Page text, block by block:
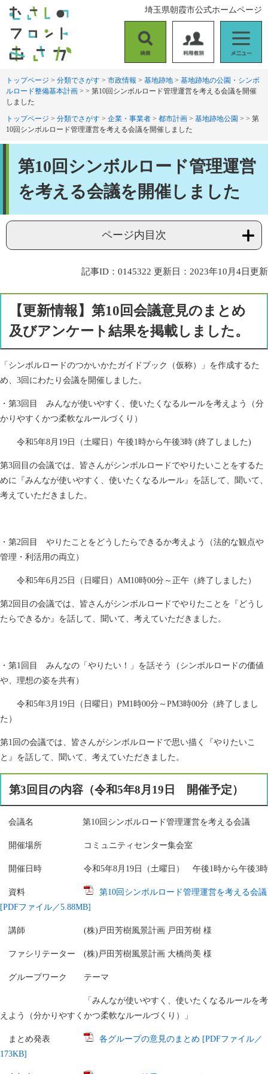
す
。
し
て
文
へ
索
用
者
別
ニ
ュ
ー
埼玉県朝霞市公式ホームページ
トップページ > 分類でさがす > 市政情報 > 基地跡地 > 基地跡地の公園・シンボ
ルロード整備基本計画 > > 第10回シンボルロード管理運営を考える会議を開催
しました
トップページ > 分類でさがす > 企業・事業者 > 都市計画 > 基地跡地公園 > > 第
10回シンボルロード管理運営を考える会議を開催しました
第10回シンボルロード管理運営
を考える会議を開催しました
ページ内目次
記事ID：0145322 更新日：2023年10月4日更新
【更新情報】第10回会議意見のまとめ
及びアンケート結果を掲載しました。
「シンボルロードのつかいかたガイドブック（仮称）」を作成するた
め、3回にわたり会議を開催しました。
・第3回目 みんなが使いやすく、使いたくなるルールを考えよう（分
かりやすくかつ柔軟なルールづくり）
令和5年8月19日（土曜日）午後1時から午後3時 ​(終了しました)
第3回目の会議では、皆さんがシンボルロードでやりたいことをするた
めに『みんなが使いやすく、使いたくなるルール』を話して、聞いて、
考えていただきました。
・第2回目 やりたことをどうしたらできるか考えよう（法的な観点や
管理・利活用の両立）
令和5年6月25日（日曜日）AM10時00分～正午（終了しました）
第2回目の会議では、皆さんがシンボルロードでやりたことを『どうし
たらできるか』を話して、聞いて、考えていただきました。
・第1回目 みんなの「やりたい！」を話そう（シンボルロードの価値
や、理想の姿を共有）
令和5年3月19日（日曜日）PM1時00分～PM3時00分（終了しまし
た）
第1回の会議では、皆さんがシンボルロードで思い描く『やりたいこ
と』を話して、聞いて、考えていただきました。
第3回目の内容（令和5年8月19日 開催予定）
会議名 第10回シンボルロード管理運営を考える会議
開催場所 コミュニティセンター集会室
開催日時 令和5年8月19日（土曜日） 午後1時から午後3時
資料
第10回シンボルロード管理運営を考える会議
[PDFファイル／5.88MB]
講師 (株)戸田芳樹風景計画 戸田芳樹 様
ファシリテーター (株)戸田芳樹風景計画 大橋尚美 様
グループワーク テーマ
「みんなが使いやすく、使いたくなるルールを考
えよう（分かりやすくかつ柔軟なルールづくり）」
まとめ発表
各グループの意見のまとめ [PDFファイル／
173KB]